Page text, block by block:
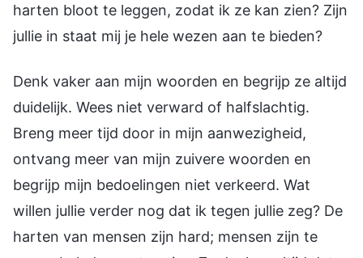
harten bloot te leggen, zodat ik ze kan zien? Zijn
jullie in staat mij je hele wezen aan te bieden?
Denk vaker aan mijn woorden en begrijp ze altijd
duidelijk. Wees niet verward of halfslachtig.
Breng meer tijd door in mijn aanwezigheid,
ontvang meer van mijn zuivere woorden en
begrijp mijn bedoelingen niet verkeerd. Wat
willen jullie verder nog dat ik tegen jullie zeg? De
harten van mensen zijn hard; mensen zijn te